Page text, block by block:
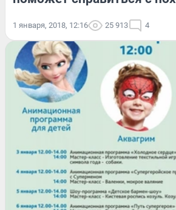
1 января, 2018, 12:16 25 913 4